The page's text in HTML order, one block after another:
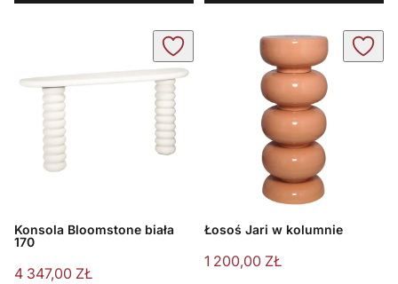
Konsola Bloomstone biała
170
4 347,00 ZŁ
Łosoś Jari w kolumnie
1 200,00 ZŁ